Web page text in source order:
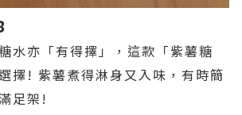
水亦「有得擇」，這款「紫薯糖
擇! 紫薯煮得淋身又入味，有時簡
足架!